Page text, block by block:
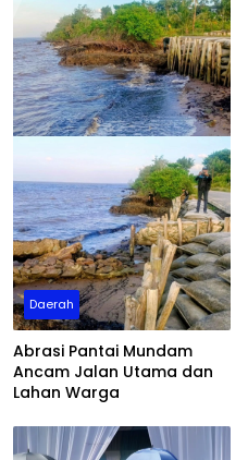
Daerah
Abrasi Pantai Mundam
Ancam Jalan Utama dan
Lahan Warga